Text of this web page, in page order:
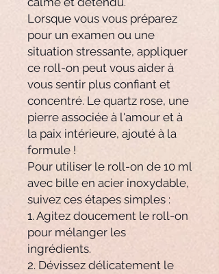
Lorsque vous vous préparez
pour un examen ou une
situation stressante, appliquer
ce roll-on peut vous aider à
vous sentir plus confiant et
concentré. Le quartz rose, une
pierre associée à l'amour et à
la paix intérieure, ajouté à la
formule !
Pour utiliser le roll-on de 10 ml
avec bille en acier inoxydable,
suivez ces étapes simples :
1. Agitez doucement le roll-on
pour mélanger les
ingrédients.
2. Dévissez délicatement le